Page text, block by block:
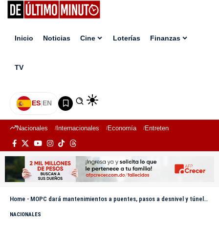
Inicio Noticias Cine Loterías Finanzas
TV
ES|EN
Nacionales Internacionales Economía Entretenimiento
Home - MOPC dará mantenimientos a puentes, pasos a desnivel y túneles durante esta semana
NACIONALES